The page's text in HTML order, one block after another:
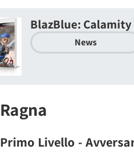
BlazBlue:
News
Ragna
Primo Livello -